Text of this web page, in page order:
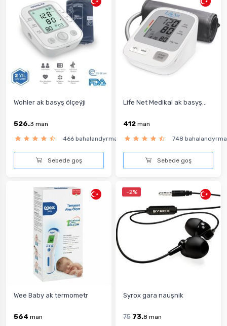
Wohler ak basyş ölçeýji
526.3 man
466 bahalandyrma
Sebede goş
Life Net Medikal ak basyş...
412 man
748 bahalandyrma
Sebede goş
Wee Baby ak termometr
564 man
-2%
Syrox gara nauşnik
75 73.8 man